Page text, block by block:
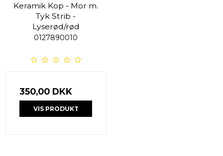
Keramik Kop - Mor m.
Tyk Strib -
Lyserød/rød
0127890010
350,00 DKK
VIS PRODUKT